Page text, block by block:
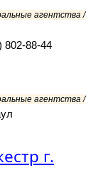
агентства /
802-88-44
агентства /
г.